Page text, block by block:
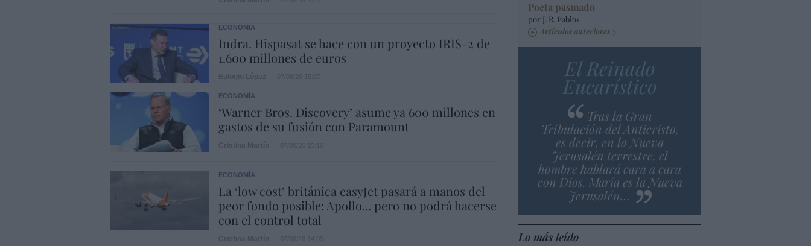
ECONOMÍA
Indra. Hispasat se hace con un proyecto IRIS-2 de
1.600 millones de euros
ECONOMÍA
‘Warner Bros. Discovery’ asume ya 600 millones en
gastos de su fusión con Paramount
ECONOMÍA
La ‘low cost’ británica easyJet pasará a manos del
peor fondo posible: Apollo... pero no podrá hacerse
con el control total
Poeta pasmado
por J. R. Pablos
Artículos anteriores
El Reinado
Eucarístico
Tras la Gran
Tribulación del Anticristo,
es decir, en la Nueva
Jerusalén terrestre, el
hombre hablará cara a cara
con Dios. María es la Nueva
Jerusalén…
Lo más leído